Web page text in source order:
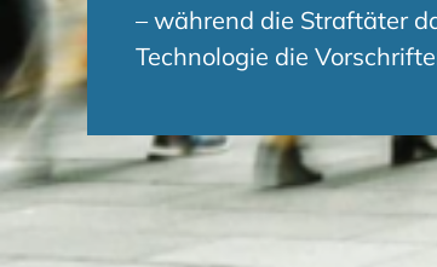
– während die Straftäter
Technologie die